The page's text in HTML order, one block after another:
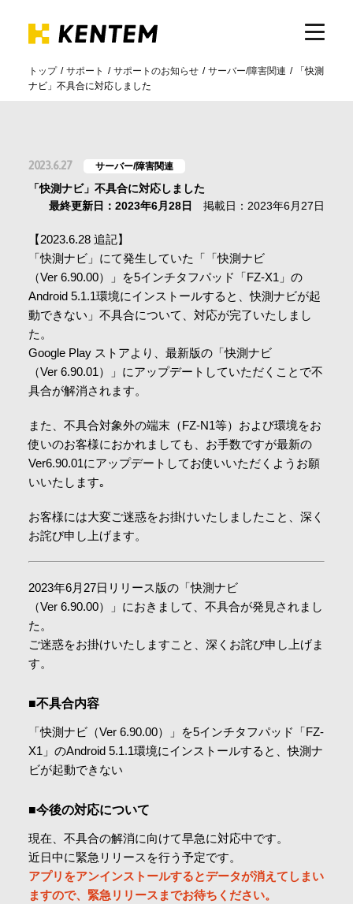
製品・サービス
導入事例
サポート
イベント・セミナー
会社情報
採用情報
お問合せ・申込
資料請求
サイト内検索
トップ サポート サポートのお知らせ サーバー/障害関連
「快測
ナビ」不具合に対応しました
2023.6.27 サーバー/障害関連
「快測ナビ」不具合に対応しました
最終更新日：2023年6月28日 掲載日：2023年6月27日
【2023.6.28 追記】
「快測ナビ」にて発生していた「「快測ナビ
（Ver 6.90.00）」を5インチタフパッド「FZ-X1」の
Android 5.1.1環境にインストールすると、快測ナビが起
動できない」不具合について、対応が完了いたしまし
た。
Google Play ストアより、最新版の「快測ナビ
（Ver 6.90.01）」にアップデートしていただくことで不
具合が解消されます。
また、不具合対象外の端末（FZ-N1等）および環境をお
使いのお客様におかれましても、お手数ですが最新の
Ver6.90.01にアップデートしてお使いいただくようお願
いいたします｡
お客様には大変ご迷惑をお掛けいたしましたこと、深く
お詫び申し上げます。
2023年6月27日リリース版の「快測ナビ
（Ver 6.90.00）」におきまして、不具合が発見されまし
た。
ご迷惑をお掛けいたしますこと、深くお詫び申し上げま
す。
■不具合内容
「快測ナビ（Ver 6.90.00）」を5インチタフパッド「FZ-
X1」のAndroid 5.1.1環境にインストールすると、快測ナ
ビが起動できない
■今後の対応について
現在、不具合の解消に向けて早急に対応中です。
近日中に緊急リリースを行う予定です。
アプリをアンインストールするとデータが消えてしまい
ますので、緊急リリースまでお待ちください。